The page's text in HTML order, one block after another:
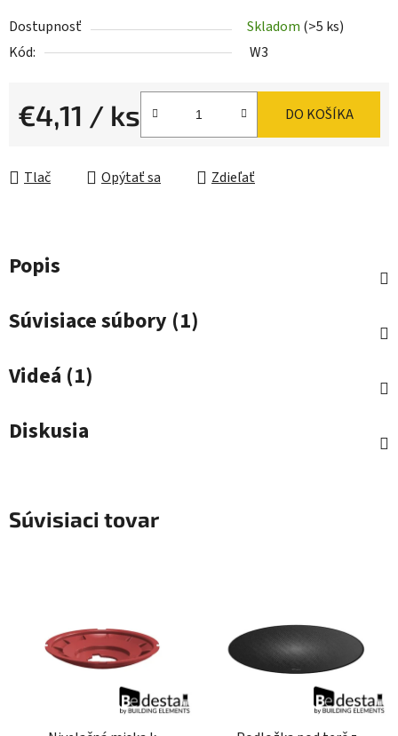
Dostupnosť Skladom (>5 ks)
Kód:
W3
€4,11 / ks DO KOŠÍKA
Tlač Opýtať sa Zdieľať
Popis
Súvisiace súbory (1)
Videá (1)
Diskusia
Súvisiaci tovar